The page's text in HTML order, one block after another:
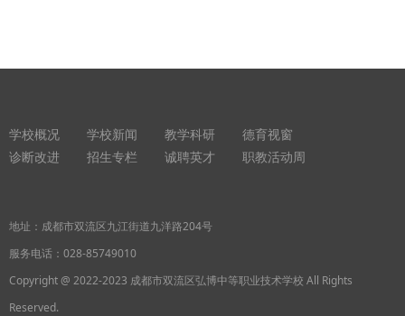
学校概况 学校新闻 教学科研
德育视窗
诊断改进
招生专栏 诚聘英才 职教活动周
地址：成都市双流区九江街道九洋路204号
服务电话： 028-85749010
Copyright @ 2022-2023 成都市双流区弘博中等职业技术学校 All Rights
Reserved.